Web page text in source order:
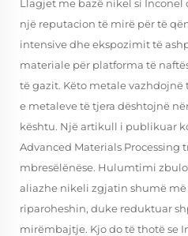
Llagjet me bazë nikel si
një reputacion të mirë për të
intensive dhe ekspozimit të
materiale për platforma të
të gazit. Këto metale
e metaleve të tjera dështojnë
kështu. Një artikull i publikuar
Advanced Materials Processing
mbresëlënëse. Hulumtimi
aliazhe nikeli zgjatin shumë më
riparoheshin, duke reduktuar
mirëmbajtje. Kjo do të thotë se